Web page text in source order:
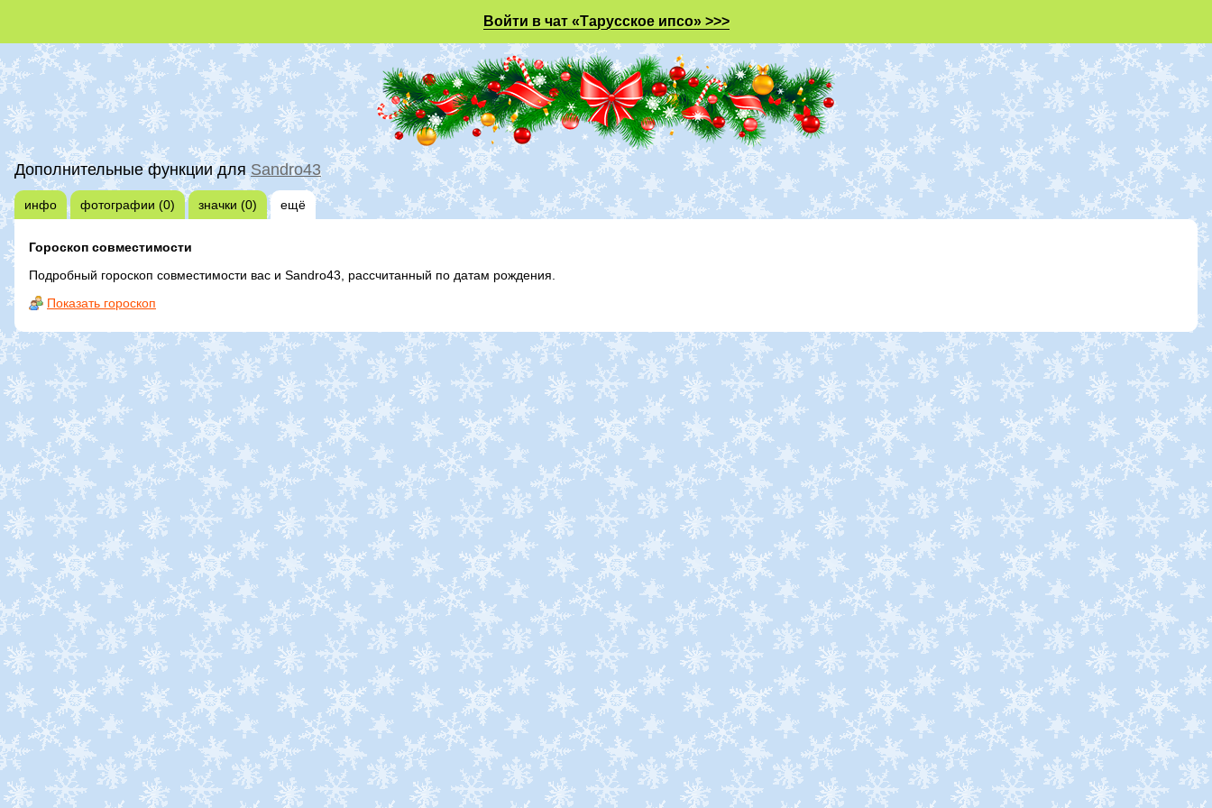
Войти в чат «Тарусское ипсо» >>>
Дополнительные функции дляSandro43
инфо фотографии (0) значки (0) ещё
Гороскоп совместимости
Подробный гороскоп совместимости вас и Sandro43, рассчитанный по датам рождения.
Показать гороскоп